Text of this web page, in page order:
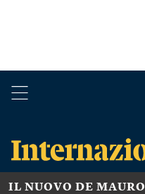
IL NUOVO DE MAURO